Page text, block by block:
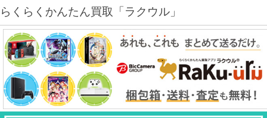
らくらくかんたん買取「ラクウル」